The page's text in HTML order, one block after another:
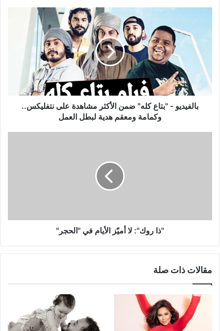
ضمن
الأكثر
مشاهدة
على
نتفليكس..
وكمامةبالفيديو - "بتاع كله" ضمن الأكثر مشاهدة على نتفليكس..
وكمامة ومعقم هدية لبطل العمل
"ذا روك": لا أميّز الأيام في "الحجر"
مقالات ذات صلة